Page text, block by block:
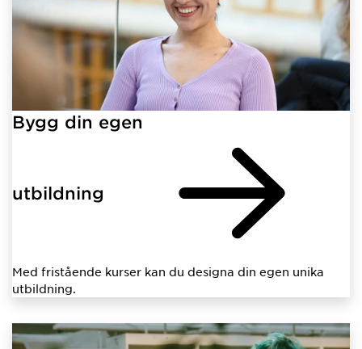
Bygg din egen
utbildning
Med fristående kurser kan du designa din egen unika
utbildning.